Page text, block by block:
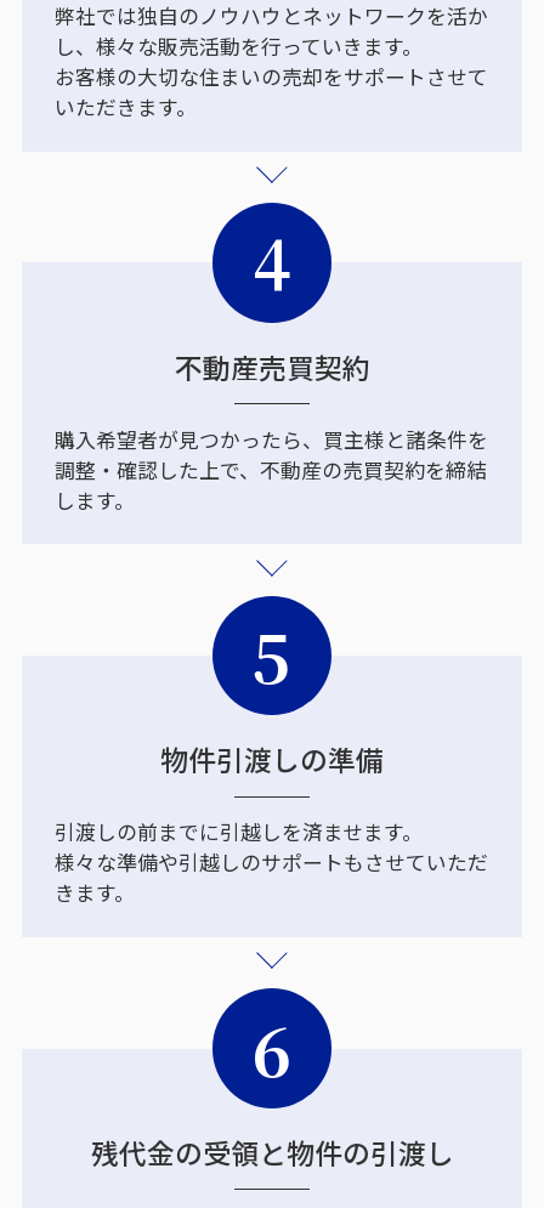
弊社では独自のノウハウとネットワークを活か
し、様々な販売活動を行っていきます。
お客様の大切な住まいの売却をサポートさせて
いただきます。
4
不動産売買契約
購入希望者が見つかったら、買主様と諸条件を
調整・確認した上で、不動産の売買契約を締結
します。
5
物件引渡しの準備
引渡しの前までに引越しを済ませます。
様々な準備や引越しのサポートもさせていただ
きます。
6
残代金の受領と物件の引渡し